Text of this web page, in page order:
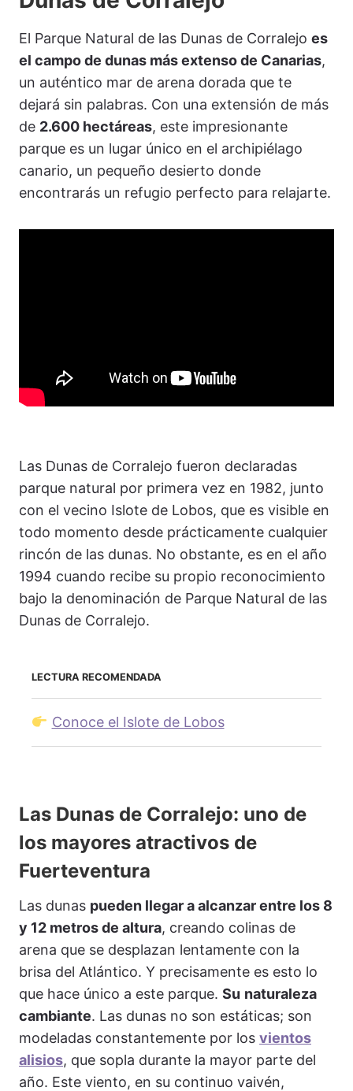
El Parque Natural de las Dunas de Corralejo es
el campo de dunas más extenso de Canarias,
un auténtico mar de arena dorada que te
dejará sin palabras. Con una extensión de más
de 2.600 hectáreas, este impresionante
parque es un lugar único en el archipiélago
canario, un pequeño desierto donde
encontrarás un refugio perfecto para relajarte.
Las Dunas de Corralejo fueron declaradas
parque natural por primera vez en 1982, junto
con el vecino Islote de Lobos, que es visible en
todo momento desde prácticamente cualquier
rincón de las dunas. No obstante, es en el año
1994 cuando recibe su propio reconocimiento
bajo la denominación de Parque Natural de las
Dunas de Corralejo.
LECTURA RECOMENDADA
Conoce el Islote de Lobos
Las Dunas de Corralejo: uno de
los mayores atractivos de
Fuerteventura
Las dunas pueden llegar a alcanzar entre los 8
y 12 metros de altura, creando colinas de
arena que se desplazan lentamente con la
brisa del Atlántico. Y precisamente es esto lo
que hace único a este parque. Su naturaleza
cambiante. Las dunas no son estáticas; son
modeladas constantemente por los vientos
alisios, que sopla durante la mayor parte del
año. Este viento, en su continuo vaivén,